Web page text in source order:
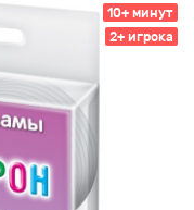
10+ минут
2+ игрока